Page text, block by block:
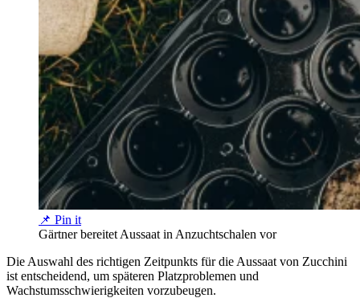
📌 Pin it
Gärtner bereitet Aussaat in Anzuchtschalen vor
Die Auswahl des richtigen Zeitpunkts für die Aussaat von Zucchini
ist entscheidend, um späteren Platzproblemen und
Wachstumsschwierigkeiten vorzubeugen.